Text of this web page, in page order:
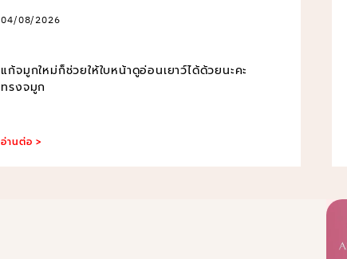
04/08/2026
แก้จมูกใหม่ก็ช่วยให้ใบหน้าดูอ่อนเยาว์ได้ด้วยนะคะ
ทรงจมูก
อ่านต่อ >